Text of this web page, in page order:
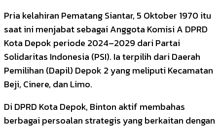
Pria kelahiran Pematang Siantar, 5 Oktober 1970 itu
saat ini menjabat sebagai Anggota Komisi A DPRD
Kota Depok periode 2024–2029 dari Partai
Solidaritas Indonesia (PSI). Ia terpilih dari Daerah
Pemilihan (Dapil) Depok 2 yang meliputi Kecamatan
Beji, Cinere, dan Limo.
Di DPRD Kota Depok, Binton aktif membahas
berbagai persoalan strategis yang berkaitan dengan